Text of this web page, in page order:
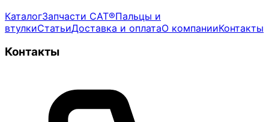
КаталогЗапчасти CAT®Пальцы и
втулкиСтатьиДоставка и оплатаО компанииКонтакты
Контакты